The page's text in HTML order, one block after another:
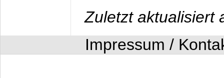
Zuletzt aktualisiert
Impressum /